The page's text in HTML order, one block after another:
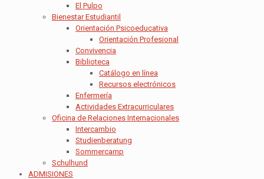
El Pulpo
Bienestar Estudiantil
Orientación Psicoeducativa
Orientación Profesional
Convivencia
Biblioteca
Catálogo en línea
Recursos electrónicos
Enfermería
Actividades Extracurriculares
Oficina de Relaciones Internacionales
Intercambio
Studienberatung
Sommercamp
Schulhund
ADMISIONES